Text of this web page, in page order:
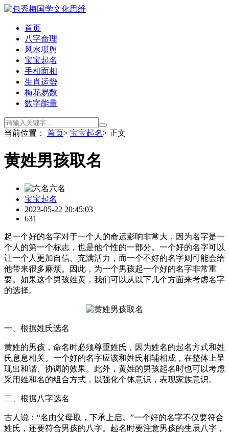
首页
八字命理
风水堪舆
宝宝起名
手相面相
生肖运势
梅花易数
数字能量
当前位置： 首页> 宝宝起名> 正文
黄姓男孩取名
六名
宝宝起名
2023-05-22 20:45:03
631
起一个好的名字对于一个人的命运影响非常大，因为名字是一
个人的第一个标志，也是他个性的一部分。一个好的名字可以
让一个人更加自信、充满活力，而一个不好的名字则可能会给
他带来很多麻烦。因此，为一个男孩起一个好的名字非常重
要。如果这个男孩姓黄，我们可以从以下几个方面来考虑名字
的选择。
一、根据姓氏选名
黄姓的男孩，命名时必须尊重姓氏，因为姓名的起名方式和姓
氏息息相关。一个好的名字应该和姓氏相辅相成，在整体上呈
现出和谐、协调的效果。此外，黄姓的男孩起名时也可以考虑
采用姓和名的组合方式，以强化个体意识，表现家族意识。
二、根据八字选名
古人说：“名由父母取，下承上启。”一个好的名字不仅要符合
姓氏，还要符合男孩的八字。起名时要注意男孩的生辰八字，